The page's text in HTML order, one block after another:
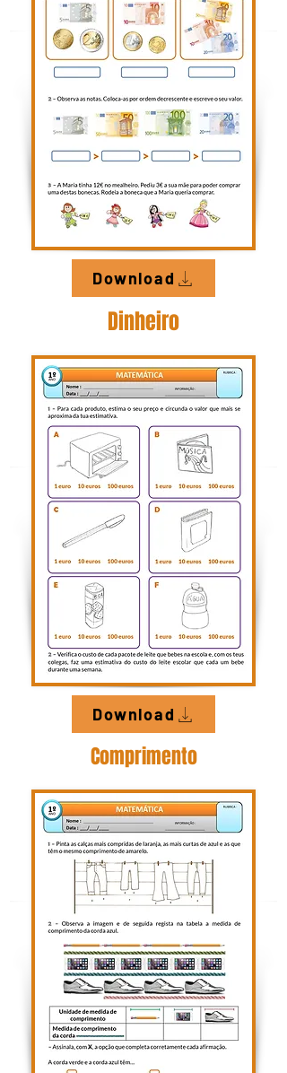
Download
Dinheiro
Download
Comprimento